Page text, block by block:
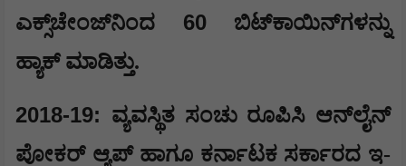
ಎಕ್ಸ್‌ಚೇಂಜ್‌ನಿಂದ 60ಬಿಟ್‌ಕಾಯಿನ್‌ಗಳನ್ನು
ಹ್ಯಾಕ್ ಮಾಡಿತ್ತು.
2018-19: ವ್ಯವಸ್ಥಿತ ಸಂಚು ರೂಪಿಸಿ ಆನ್‌ಲೈನ್
ಪೋಕರ್ ಆ್ಯಪ್ ಹಾಗೂ ಕರ್ನಾಟಕ ಸರ್ಕಾರದ ಇ-